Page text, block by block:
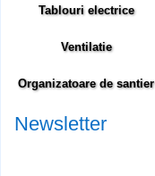
Tablouri electrice
Ventilatie
Organizatoare de santier
Newsletter